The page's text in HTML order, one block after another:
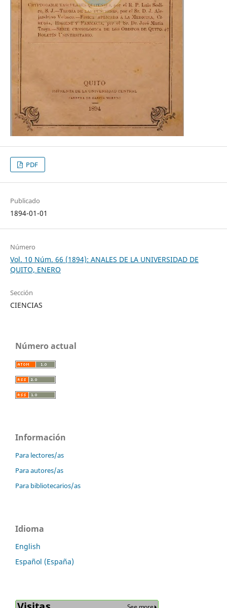
PDF
Publicado
1894-01-01
Número
Vol. 10 Núm. 66 (1894): ANALES DE LA UNIVERSIDAD DE
QUITO, ENERO
Sección
CIENCIAS
Número actual
Información
Para lectores/as
Para autores/as
Para bibliotecarios/as
Idioma
English
Español (España)